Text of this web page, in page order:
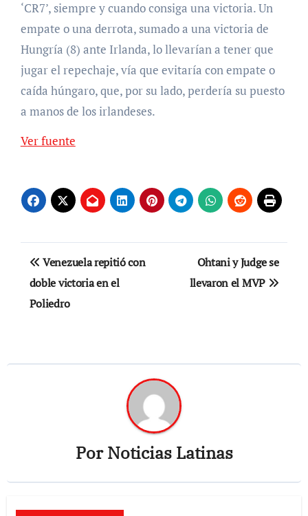
‘CR7’, siempre y cuando consiga una victoria. Un
empate o una derrota, sumado a una victoria de
Hungría (8) ante Irlanda, lo llevarían a tener que
jugar el repechaje, vía que evitaría con empate o
caída húngaro, que, por su lado, perdería su puesto
a manos de los irlandeses.
Ver fuente
Navegación
de
entradas
Venezuela repitió con
doble victoria en el
Poliedro
Ohtani y Judge se
llevaron el MVP
PorNoticias Latinas